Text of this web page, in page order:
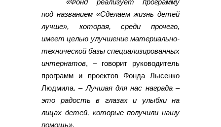
«Фонд реализует программу
под названием «Сделаем жизнь детей
лучше», которая, среди прочего,
имеет целью улучшение материально-
технической базы специализированных
интернатов, – говорит руководитель
программ и проектов Фонда Лысенко
Людмила. –Лучшая для нас награда –
это радость в глазах и улыбки на
лицах детей, которые получили нашу
помощь».